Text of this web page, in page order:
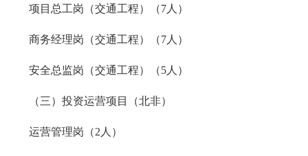
项目总工岗（交通工程）（7人）
商务经理岗（交通工程）（7人）
安全总监岗（交通工程）（5人）
（三）投资运营项目（北非）
运营管理岗（2人）